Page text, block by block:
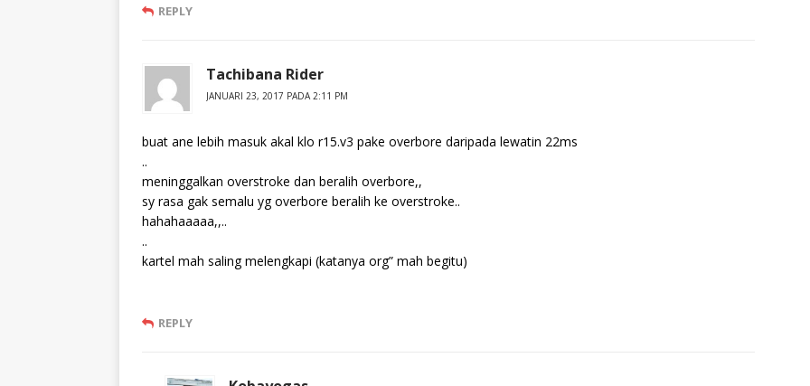
REPLY
Tachibana Rider
JANUARI 23, 2017 PADA 2:11 PM
buat ane lebih masuk akal klo r15.v3 pake overbore daripada lewatin 22ms
..
meninggalkan overstroke dan beralih overbore,,
sy rasa gak semalu yg overbore beralih ke overstroke..
hahahaaaaa,,..
..
kartel mah saling melengkapi (katanya org” mah begitu)
REPLY